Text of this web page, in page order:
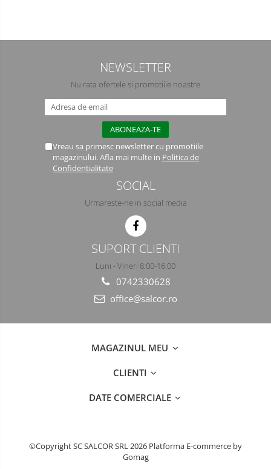
Imbracaminte Outdoor
NEWSLETTER
Nu rata ofertele si promotiile noastre
Vreau sa primesc newsletter cu promotiile
magazinului. Afla mai multe in Politica de
Confidentialitate
SOCIAL
Urmareste-ne in social media
SUPORT CLIENTI
Luni - Vineri 8:00-16:00
0742330628
office@salcor.ro
MAGAZINUL MEU
CLIENTI
DATE COMERCIALE
©Copyright SC SALCOR SRL 2026 Platforma E-commerce by
Gomag